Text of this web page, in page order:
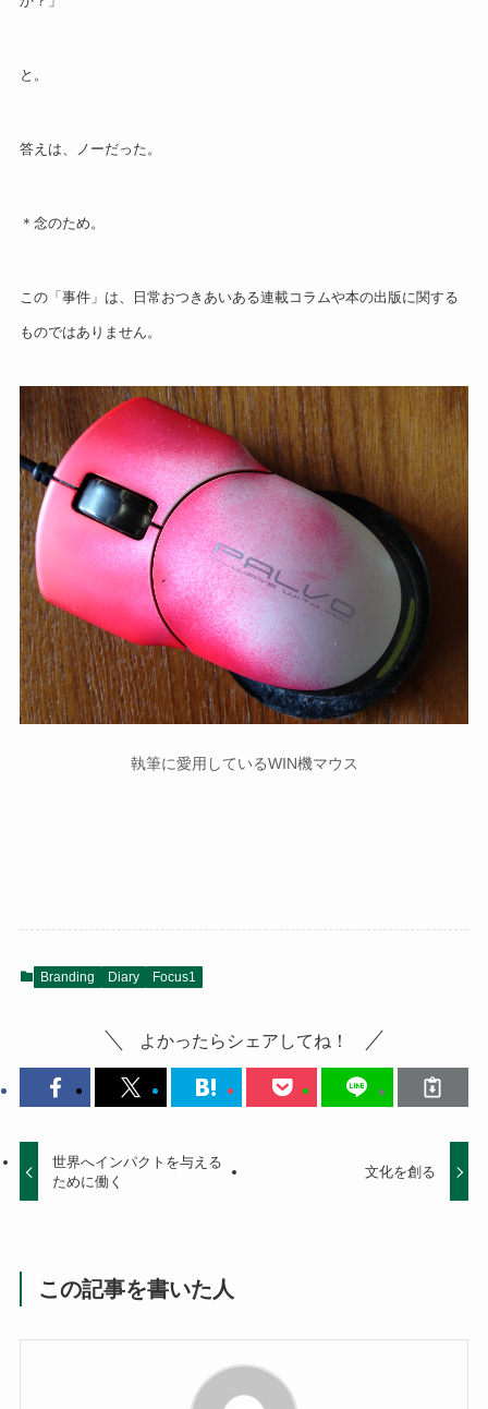
と。
答えは、ノーだった。
＊念のため。
この「事件」は、日常おつきあいある連載コラムや本の出版に関する
ものではありません。
執筆に愛用しているWIN機マウス
Branding Diary Focus1
よかったらシェアしてね！
世界へインパクトを与える
ために働く
文化を創る
この記事を書いた人